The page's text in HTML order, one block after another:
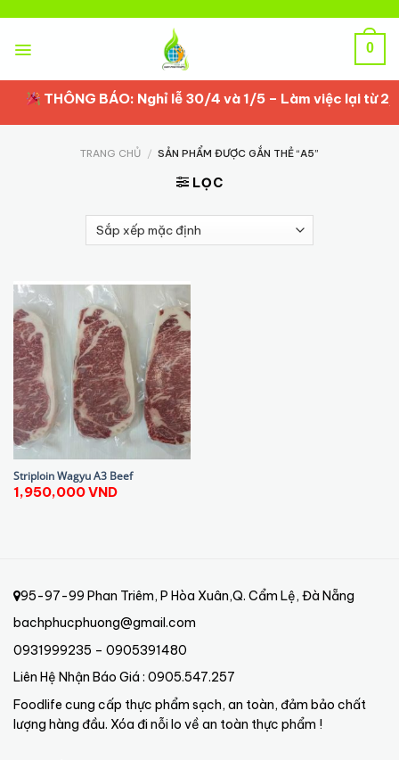
content
0
THÔNG BÁO: Nghỉ lễ 30/4 và 1/5 – Làm việc lại từ 2/
TRANG CHỦ / SẢN PHẨM ĐƯỢC GẮN THẺ “A5”
LỌC
Striploin Wagyu A3 Beef
1,950,000VND
95-97-99 Phan Triêm, P Hòa Xuân,Q. Cẩm Lệ, Đà Nẵng
bachphucphuong@gmail.com
0931999235 – 0905391480
Liên Hệ Nhận Báo Giá : 0905.547.257
Foodlife cung cấp thực phẩm sạch, an toàn, đảm bảo chất
lượng hàng đầu. Xóa đi nỗi lo về an toàn thực phẩm !